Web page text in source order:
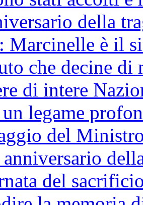
della
Marcinelle è il
che decine
di intere
un legame
del
anniversario
del